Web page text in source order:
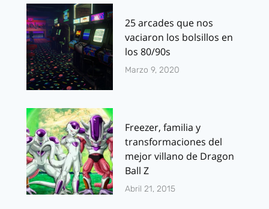
25 arcades que nos
vaciaron los bolsillos en
los 80/90s
Marzo 9, 2020
Freezer, familia y
transformaciones del
mejor villano de Dragon
Ball Z
Abril 21, 2015